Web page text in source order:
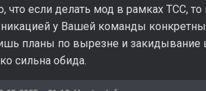
что если делать мод в рамках ТСС,
у Вашей команды
планы по вырезне и
сильна обида.